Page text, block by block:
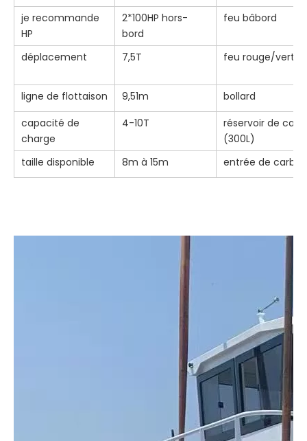
je recommande
HP
2*100HP hors-
bord
feu bâbord
déplacement 7,5T feu rouge/vert
ligne de flottaison 9,51m
bollard
capacité de
charge
4-10T
réservoir de
(300L)
taille disponible
8m à 15m entrée de